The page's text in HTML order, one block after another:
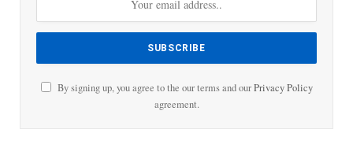
By signing up, you agree to the our terms and ourPrivacy Policy
agreement.